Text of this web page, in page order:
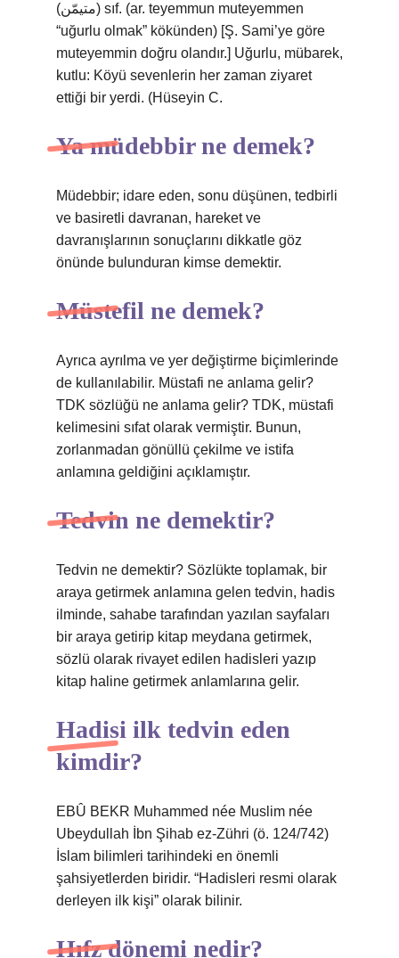
(ﻣﺘﻴﻤّﻦ) sıf. (ar. teyemmun muteyemmen
“uğurlu olmak” kökünden) [Ş. Sami’ye göre
muteyemmin doğru olandır.] Uğurlu, mübarek,
kutlu: Köyü sevenlerin her zaman ziyaret
ettiği bir yerdi. (Hüseyin C.
Ya müdebbir ne demek?
Müdebbir; idare eden, sonu düşünen, tedbirli
ve basiretli davranan, hareket ve
davranışlarının sonuçlarını dikkatle göz
önünde bulunduran kimse demektir.
Müstefil ne demek?
Ayrıca ayrılma ve yer değiştirme biçimlerinde
de kullanılabilir. Müstafi ne anlama gelir?
TDK sözlüğü ne anlama gelir? TDK, müstafi
kelimesini sıfat olarak vermiştir. Bunun,
zorlanmadan gönüllü çekilme ve istifa
anlamına geldiğini açıklamıştır.
Tedvin ne demektir?
Tedvin ne demektir? Sözlükte toplamak, bir
araya getirmek anlamına gelen tedvin, hadis
ilminde, sahabe tarafından yazılan sayfaları
bir araya getirip kitap meydana getirmek,
sözlü olarak rivayet edilen hadisleri yazıp
kitap haline getirmek anlamlarına gelir.
Hadisi ilk tedvin eden
kimdir?
EBÛ BEKR Muhammed née Muslim née
Ubeydullah İbn Şihab ez-Zühri (ö. 124/742)
İslam bilimleri tarihindeki en önemli
şahsiyetlerden biridir. “Hadisleri resmi olarak
derleyen ilk kişi” olarak bilinir.
Hıfz dönemi nedir?